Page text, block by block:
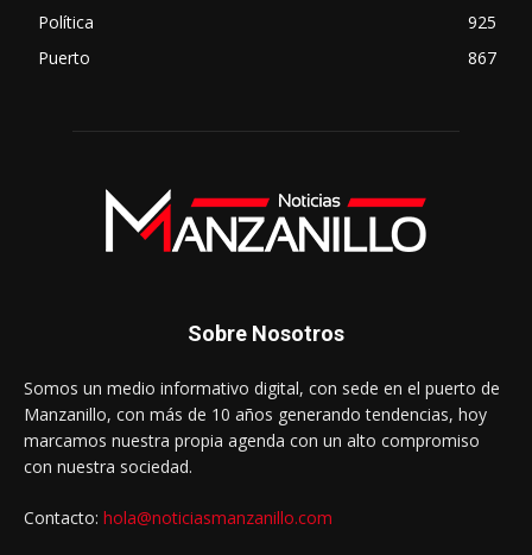
Política
925
Puerto
867
Sobre Nosotros
Somos un medio informativo digital, con sede en el puerto de
Manzanillo, con más de 10 años generando tendencias, hoy
marcamos nuestra propia agenda con un alto compromiso
con nuestra sociedad.
Contacto: hola@noticiasmanzanillo.com